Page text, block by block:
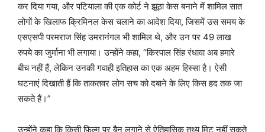
कर दिया गया, और पटियाला की एक कोर्ट ने झूठा केस बनाने में शामिल सात
लोगों के खिलाफ क्रिमिनल केस चलाने का आदेश दिया, जिसमें उस समय के
एसएसपी परमराज सिंह उमरानंगल भी शामिल थे, और उन पर 49 लाख
रुपये का जुर्माना भी लगाया। उन्होंने कहा, “किरपाल सिंह रंधावा अब हमारे
बीच नहीं हैं, लेकिन उनकी गवाही इतिहास का एक अहम हिस्सा है। ऐसी
घटनाएं दिखाती हैं कि ताकतवर लोग सच को दबाने के लिए किस हद तक जा
सकते हैं।”
उन्होंने कहा कि किसी फिल्म पर बैन लगाने से ऐतिहासिक तथ्य मिट नहीं सकते